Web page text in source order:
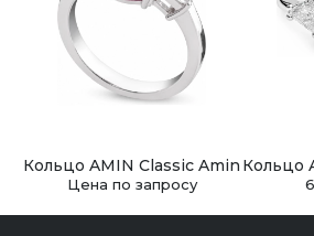
Кольцо AMIN Classic Amin
Цена по запросу
Кольцо